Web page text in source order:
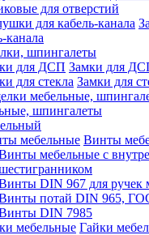
для отверстий
канала
шпингалеты
Замки для
Замки для
шпингалеты
Винты
мебельные с
DIN 967 для ручек
потай DIN 965,
DIN 7985
Гайки